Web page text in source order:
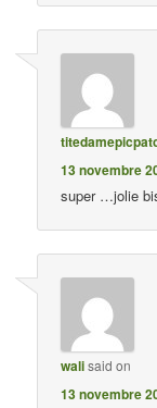
13 novembre
super …jolie
walisaid on
13 novembre